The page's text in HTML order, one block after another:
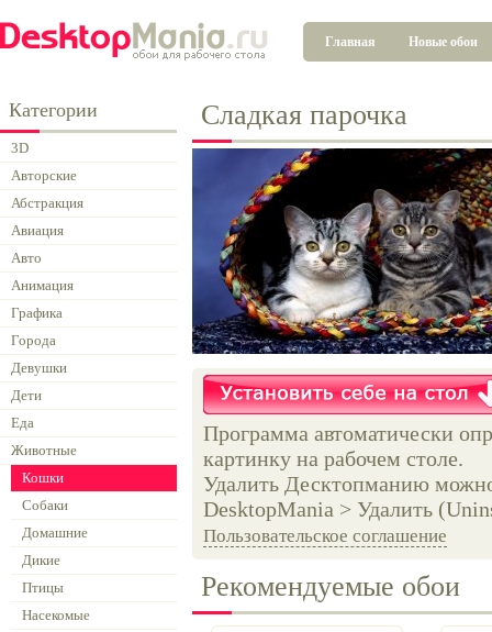
Главная Новые обои
Категории
3D
Авторские
Абстракция
Авиация
Авто
Анимация
Графика
Города
Девушки
Дети
Еда
Животные
Кошки
Собаки
Домашние
Дикие
Птицы
Насекомые
Сладкая парочка
Программа автоматически
картинку на рабочем столе.
Удалить Десктопманию
DesktopMania > Удалить
Пользовательское соглашение
Рекомендуемые обои